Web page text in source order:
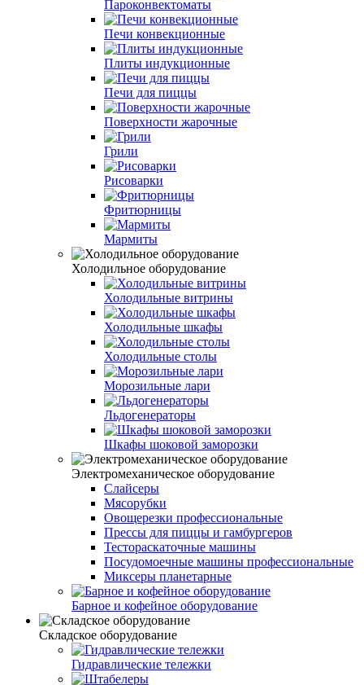
Пароконвектоматы
Печи конвекционные
Плиты индукционные
Печи для пиццы
Поверхности жарочные
Грили
Рисоварки
Фритюрницы
Мармиты
Холодильное оборудование
Холодильные витрины
Холодильные шкафы
Холодильные столы
Морозильные лари
Льдогенераторы
Шкафы шоковой заморозки
Электромеханическое оборудование
Слайсеры
Мясорубки
Овощерезки профессиональные
Прессы для пиццы и гамбургеров
Тестораскаточные машины
Посудомоечные машины профессиональные
Миксеры планетарные
Барное и кофейное оборудование
Складское оборудование
Гидравлические тележки